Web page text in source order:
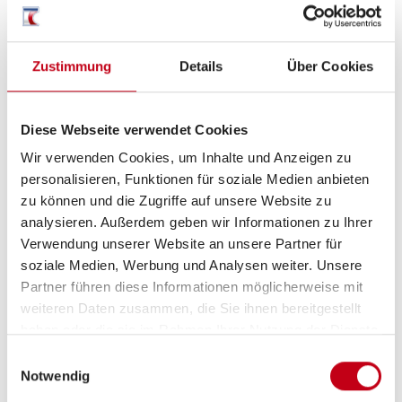
Zustimmung Details Über Cookies
Diese Webseite verwendet Cookies
Wir verwenden Cookies, um Inhalte und Anzeigen zu
personalisieren, Funktionen für soziale Medien anbieten
zu können und die Zugriffe auf unsere Website zu
analysieren. Außerdem geben wir Informationen zu Ihrer
Verwendung unserer Website an unsere Partner für
soziale Medien, Werbung und Analysen weiter. Unsere
Partner führen diese Informationen möglicherweise mit
weiteren Daten zusammen, die Sie ihnen bereitgestellt
Notwendig
Buche jetzt dein Traum-Wohnmobil und
Jetzt Mieten
Jobs
Wir bieten einen nicht alltäglichen Job
mit spannenden Herausforderungen
und vielen Gestaltungsmöglichkeiten.